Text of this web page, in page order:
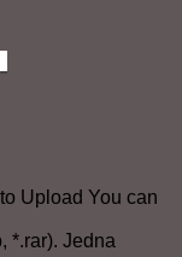
Upload You can
*.rar). Jedna